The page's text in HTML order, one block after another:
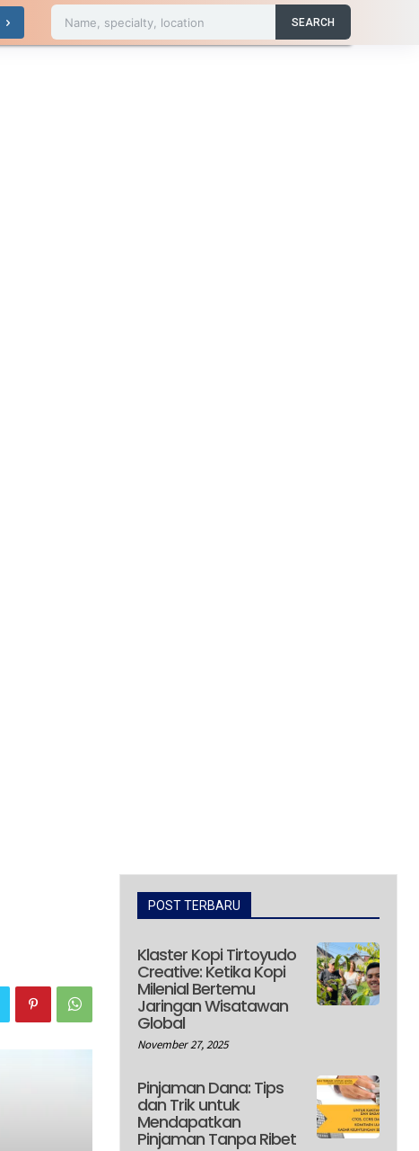
Name, specialty, location SEARCH
POST TERBARU
Klaster Kopi Tirtoyudo
Creative: Ketika Kopi
Milenial Bertemu
Jaringan Wisatawan
Global
November 27, 2025
Pinjaman Dana: Tips
dan Trik untuk
Mendapatkan
Pinjaman Tanpa Ribet